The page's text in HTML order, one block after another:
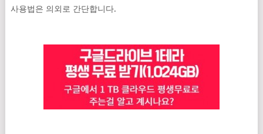
사용법은 의외로 간단합니다.